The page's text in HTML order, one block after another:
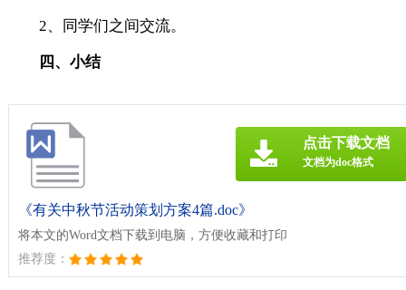
2、同学们之间交流。
四、小结
《有关中秋节活动策划方案4篇.doc》
将本文的Word文档下载到电脑，方便收藏和打印
推荐度：
点击下载文档
文档为doc格式